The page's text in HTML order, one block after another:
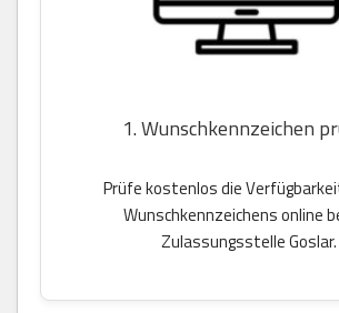
1. Wunschkennzeichen
Prüfe kostenlos die
Wunschkennzeichens online
Zulassungsstelle Goslar.